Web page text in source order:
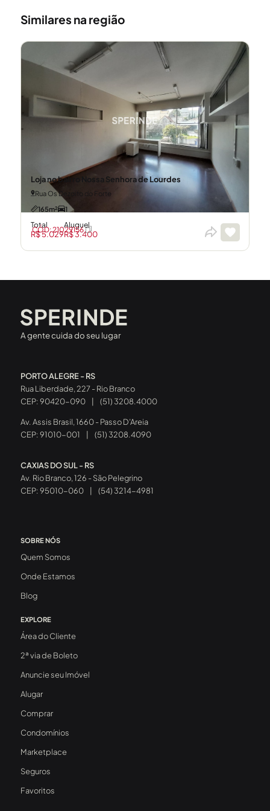
Similares na região
Loja no bairro Nossa Senhora de Lourdes
Rua Os Dezoito do Forte
165m²
1
Total
R$ 5.029
Aluguel
R$ 3.400
CÓD: 21029156
A gente cuida do seu lugar
PORTO ALEGRE - RS
Rua Liberdade, 227 - Rio Branco
CEP: 90420-090
(51) 3208.4000
Av. Assis Brasil, 1660 - Passo D’Areia
CEP: 91010-001
(51) 3208.4090
CAXIAS DO SUL - RS
Av. Rio Branco, 126 - São Pelegrino
CEP: 95010-060
(54) 3214-4981
SOBRE NÓS
Quem Somos
Onde Estamos
Blog
EXPLORE
Área do Cliente
2ª via de Boleto
Anuncie seu Imóvel
Alugar
Comprar
Condomínios
Marketplace
Seguros
Favoritos